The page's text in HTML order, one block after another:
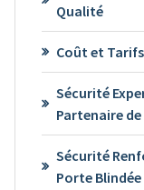
Qualité
Coût et
Sécurité
Partenaire
Sécurité
Porte